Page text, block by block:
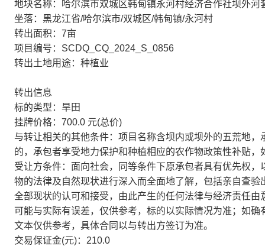
地块名称：哈尔滨市双城区韩甸镇永河村经济合作社坝外
坐落：黑龙江省/哈尔滨市/双城区/韩甸镇/永河村
转出面积：7亩
项目编号：SCDQ_CQ_2024_S_0856
转出土地用途：种植业
转出信息
标的类型：旱田
挂牌价格：700.0 元(总价)
与转让相关的其他条件：项目名称含坝内或坝外的五荒地
的，承包者享受地力保护和种植相应的农作物政策性补贴
受让方条件：面向社会，同等条件下原承包者具有优先权
物的法律及自然现状进行深入而全面地了解，包括亲自查
全部现状的认可和接受，由此产生的任何法律与经济责任
可能与实际有误差，仅供参考，标的以实际情况为准；如
文本仅供参考，具体合同以与转出方签订为准。
交易保证金(元)：210.0